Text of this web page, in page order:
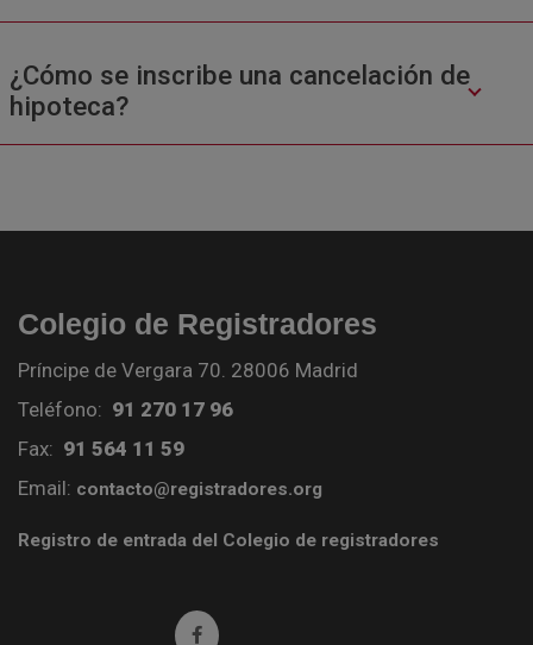
¿Cómo se inscribe una cancelación de
hipoteca?
Colegio de Registradores
Príncipe de Vergara 70. 28006 Madrid
Teléfono: 91 270 17 96
Fax: 91 564 11 59
Email: contacto@registradores.org
Registro de entrada del Colegio de registradores
Ir a facebook (abre en ventana nueva)